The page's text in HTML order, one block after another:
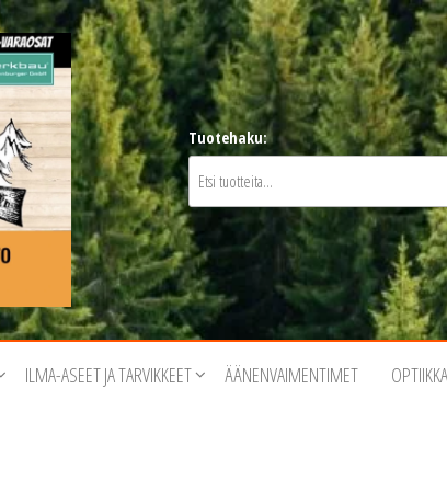
Tuotehaku:
ILMA-ASEET JA TARVIKKEET ÄÄNENVAIMENTIMET OPTIIKKA